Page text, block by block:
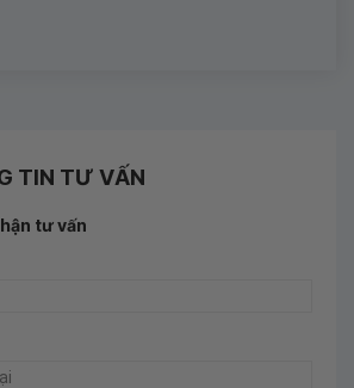
TIN TƯ VẤN
tư vấn